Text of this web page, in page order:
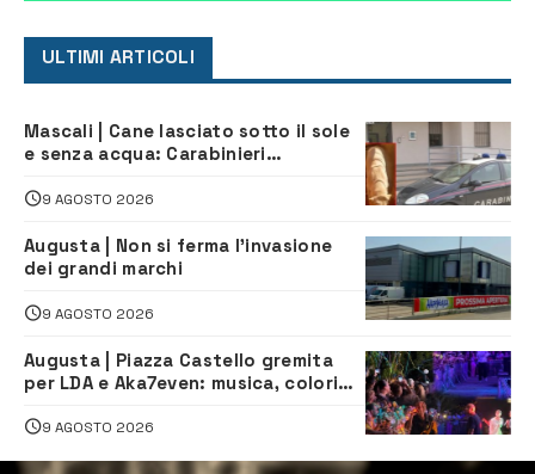
ULTIMI ARTICOLI
Mascali | Cane lasciato sotto il sole
e senza acqua: Carabinieri
9 AGOSTO 2026
Augusta | Non si ferma l’invasione
dei grandi marchi
9 AGOSTO 2026
Augusta | Piazza Castello gremita
per LDA e Aka7even: musica, colori
9 AGOSTO 2026